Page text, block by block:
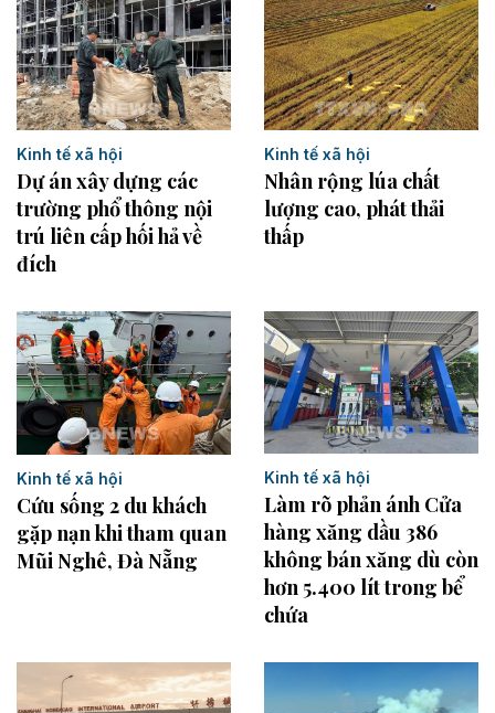
Kinh tế xã hội
Dự án xây dựng các
trường phổ thông nội
trú liên cấp hối hả về
đích
Kinh tế xã hội
Nhân rộng lúa chất
lượng cao, phát thải
thấp
Kinh tế xã hội
Cứu sống 2 du khách
gặp nạn khi tham quan
Mũi Nghê, Đà Nẵng
Kinh tế xã hội
Làm rõ phản ánh Cửa
hàng xăng dầu 386
không bán xăng dù còn
hơn 5.400 lít trong bể
chứa